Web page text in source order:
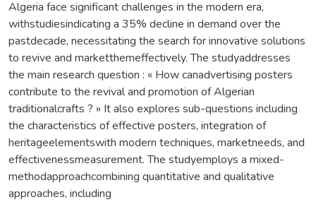
Algeria face significant challenges in the modern era,
withstudiesindicating a 35% decline in demand over the
pastdecade, necessitating the search for innovative solutions
to revive and marketthemeffectively. The studyaddresses
the main research question : « How canadvertising posters
contribute to the revival and promotion of Algerian
traditionalcrafts ? » It also explores sub-questions including
the characteristics of effective posters, integration of
heritageelementswith modern techniques, marketneeds, and
effectivenessmeasurement. The studyemploys a mixed-
methodapproachcombining quantitative and qualitative
approaches, including